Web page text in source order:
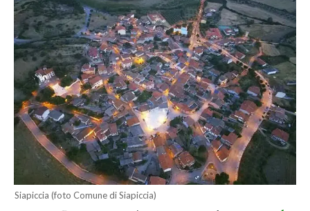
ITALIA
MONDO
POLITICA
ECONOMIA
SERVIZI ALLE IMPRESE
LAVORO
BANDI
Siapiccia (foto Comune di Siapiccia)